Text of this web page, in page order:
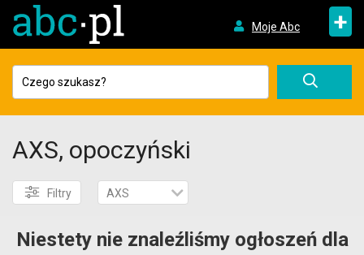
Moje Abc +
AXS, opoczyński
Filtry AXS
Niestety nie znaleźliśmy ogłoszeń dla